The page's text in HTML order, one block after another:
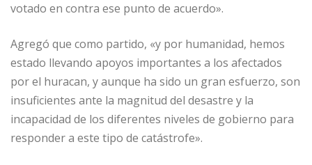
votado en contra ese punto de acuerdo».
Agregó que como partido, «y por humanidad, hemos
estado llevando apoyos importantes a los afectados
por el huracan, y aunque ha sido un gran esfuerzo, son
insuficientes ante la magnitud del desastre y la
incapacidad de los diferentes niveles de gobierno para
responder a este tipo de catástrofe».